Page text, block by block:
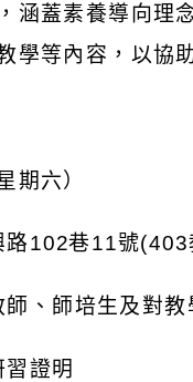
涵蓋素養導向理
學等內容，以協
期六）
路102巷11號(403
、師培生及對
證明